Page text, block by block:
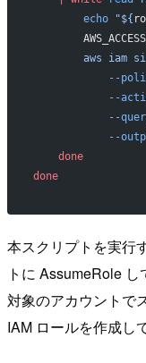
        echo
"${
        aws
iam
--
--
--
--
    done
done
本スクリプトを実行
トに AssumeRole
対象のアカウントで
IAM ロールを作成し